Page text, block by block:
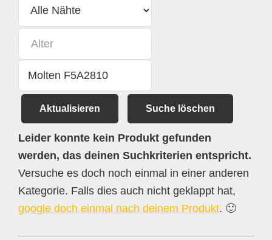
Aktualisieren Suche löschen
Leider konnte kein Produkt gefunden
werden, das deinen Suchkriterien entspricht.
Versuche es doch noch einmal in einer anderen
Kategorie. Falls dies auch nicht geklappt hat,
google doch einmal nach deinem Produkt. 🙂